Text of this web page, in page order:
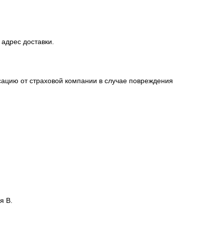
доставки.
от страховой компании в случае повреждения
В.